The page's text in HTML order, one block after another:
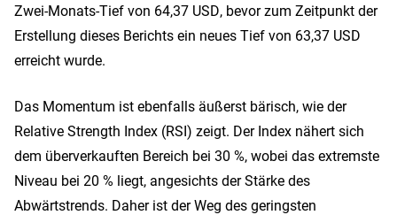
Zwei-Monats-Tief von 64,37 USD, bevor zum Zeitpunkt der
Erstellung dieses Berichts ein neues Tief von 63,37 USD
erreicht wurde.
Das Momentum ist ebenfalls äußerst bärisch, wie der
Relative Strength Index (RSI) zeigt. Der Index nähert sich
dem überverkauften Bereich bei 30 %, wobei das extremste
Niveau bei 20 % liegt, angesichts der Stärke des
Abwärtstrends. Daher ist der Weg des geringsten